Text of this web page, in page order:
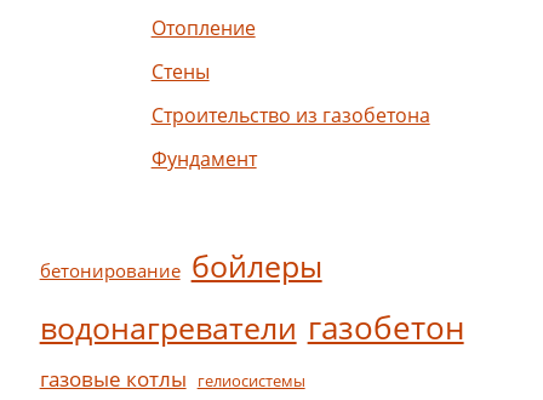
Отопление
Стены
Строительство из газобетона
Фундамент
бетонирование бойлеры
водонагреватели газобетон
газовые котлы гелиосистемы